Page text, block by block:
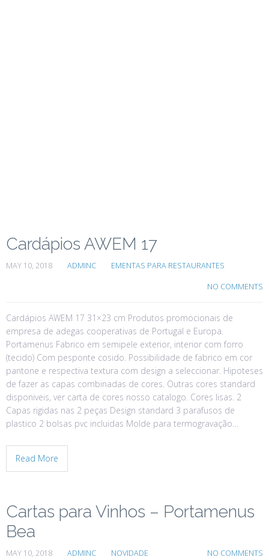
Cardápios AWEM 17
MAY 10, 2018 ADMINC EMENTAS PARA RESTAURANTES
NO COMMENTS
Cardápios AWEM 17 31×23 cm Produtos promocionais de
empresa de adegas cooperativas de Portugal e Europa.
Portamenus Fabrico em semipele exterior, interior com forro
(tecido) Com pesponte cosido. Possibilidade de fabrico em cor
pantone e respectiva textura com design a seleccionar. Hipoteses
de fazer as capas combinadas de cores. Outras cores standard
disponiveis, ver carta de cores nosso catalogo. Cores lisas. 2
Capas rigidas nas 2 peças Design standard 3 parafusos de
plastico 2 bolsas pvc incluidas Molde para termogravação…
Read More
Cartas para Vinhos – Portamenus
Bea
MAY 10, 2018 ADMINC NOVIDADE NO COMMENTS